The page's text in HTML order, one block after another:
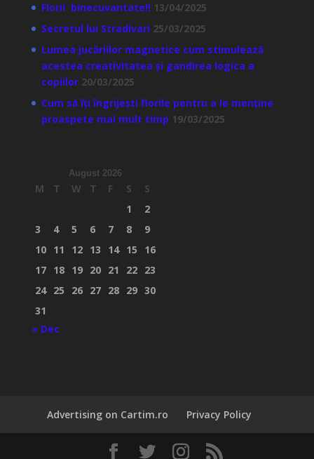
Florii binecuvantate!! 13/04/2025
Secretul lui Stradivari 25/03/2025
Lumea jucăriilor magnetice cum stimulează
acestea creativitatea și gandirea logica a
copiilor 20/03/2025
Cum să îți îngrijești florile pentru a le menține
proaspete mai mult timp 19/03/2025
August 2026
M T W T F S
S
1
2
3
4 5 6 7 8
9
10 11 12 13 14 15
16
17 18 19 20 21 22 23
24 25 26 27 28 29 30
31
« Dec
Advertising on Cartim.ro Privacy Policy